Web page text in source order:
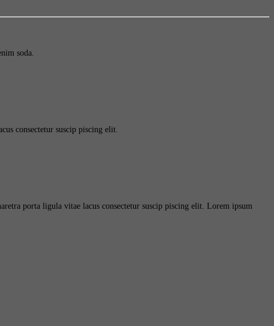
soda.
consectetur suscip piscing elit.
porta ligula vitae lacus consectetur suscip piscing elit. Lorem ipsum